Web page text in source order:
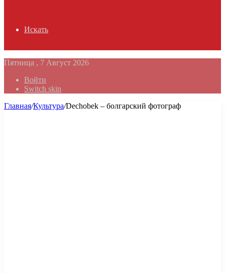
Искать
Пятница , 7 Август 2026
Войти
Switch skin
Главная/Культура/Dechobek – болгарский фотограф